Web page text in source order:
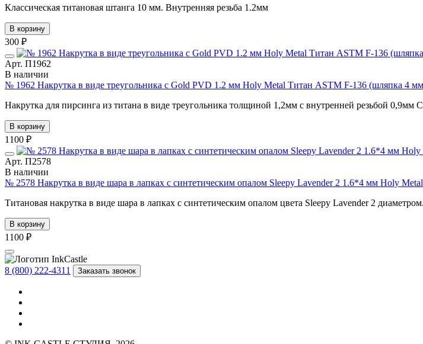
Классическая титановая штанга 10 мм. Внутренняя резьба 1.2мм
В корзину
300 ₽
Арт. П1962
В наличии
№ 1962 Накрутка в виде треугольника с Gold PVD 1.2 мм Holy Metal Титан ASTM F-136 (шляпка 4
Накрутка для пирсинга из титана в виде треугольника толщиной 1,2мм с внутренней резьбой 0,9мм
В корзину
1100 ₽
Арт. П2578
В наличии
№ 2578 Накрутка в виде шара в лапках с синтетическим опалом Sleepy Lavender 2 1.6*4 мм Holy
Титановая накрутка в виде шара в лапках с синтетическим опалом цвета Sleepy Lavender 2
В корзину
1100 ₽
8 (800) 222-4311 Заказать звонок